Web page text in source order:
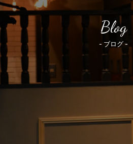
Blog
- ブログ -